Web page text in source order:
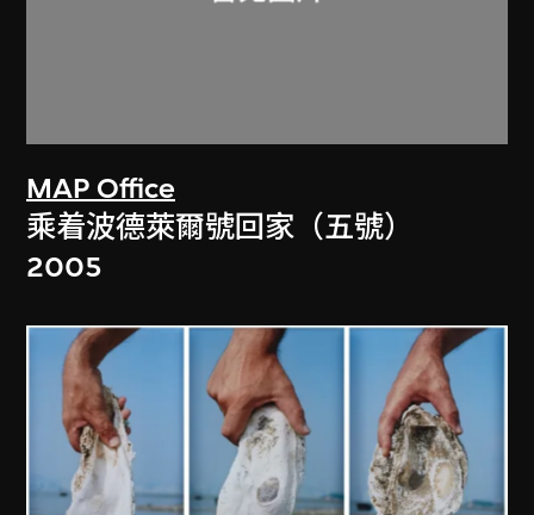
MAP Office
乘着波德萊爾號回家（五號）
2005